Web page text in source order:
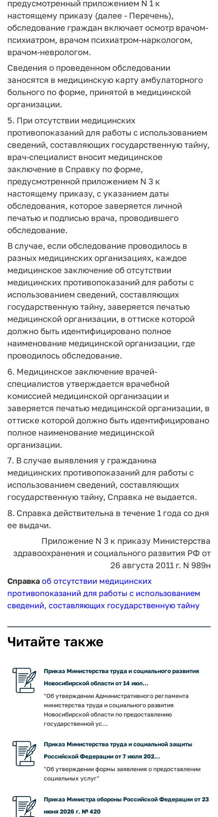
предусмотренный приложением N 1 к
настоящему приказу (далее - Перечень),
обследование граждан включает осмотр врачом-
психиатром, врачом психиатром-наркологом,
врачом-неврологом.
Сведения о проведенном обследовании
заносятся в медицинскую карту амбулаторного
больного по форме, принятой в медицинской
организации.
5. При отсутствии медицинских
противопоказаний для работы с использованием
сведений, составляющих государственную тайну,
врач-специалист вносит медицинское
заключение в Справку по форме,
предусмотренной приложением N 3 к
настоящему приказу, с указанием даты
обследования, которое заверяется личной
печатью и подписью врача, проводившего
обследование.
В случае, если обследование проводилось в
разных медицинских организациях, каждое
медицинское заключение об отсутствии
медицинских противопоказаний для работы с
использованием сведений, составляющих
государственную тайну, заверяется печатью
медицинской организации, в оттиске которой
должно быть идентифицировано полное
наименование медицинской организации, где
проводилось обследование.
6. Медицинское заключение врачей-
специалистов утверждается врачебной
комиссией медицинской организации и
заверяется печатью медицинской организации, в
оттиске которой должно быть идентифицировано
полное наименование медицинской
организации.
7. В случае выявления у гражданина
медицинских противопоказаний для работы с
использованием сведений, составляющих
государственную тайну, Справка не выдается.
8. Справка действительна в течение 1 года со дня
ее выдачи.
Приложение N 3 к приказу Министерства
здравоохранения и социального развития РФ от
26 августа 2011 г. N 989н
Справка об отсутствии медицинских
противопоказаний для работы с использованием
сведений, составляющих государственную тайну
Читайте также
Приказ Министерства труда и социального развития
Новосибирской области от 14 июл...
"Об утверждении Административного регламента
министерства труда и социального развития
Новосибирской области по предоставлению
государственной ус...
Приказ Министерства труда и социальной защиты
Российской Федерации от 7 июля 202...
"Об утверждении формы заявления о предоставлении
социальных услуг"
Приказ Министра обороны Российской Федерации от 23
июня 2026 г. № 420